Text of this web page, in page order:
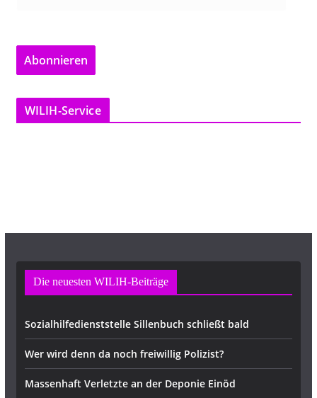
a
l
-
Abonnieren
WILIH-Service
Die neuesten WILIH-Beiträge
Sozialhilfedienststelle Sillenbuch schließt bald
Wer wird denn da noch freiwillig Polizist?
Massenhaft Verletzte an der Deponie Einöd